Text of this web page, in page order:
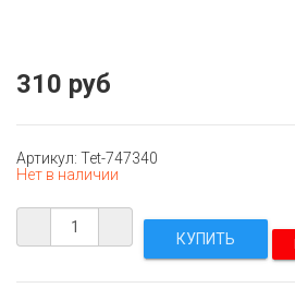
310 руб
Артикул: Tet-747340
Нет в наличии